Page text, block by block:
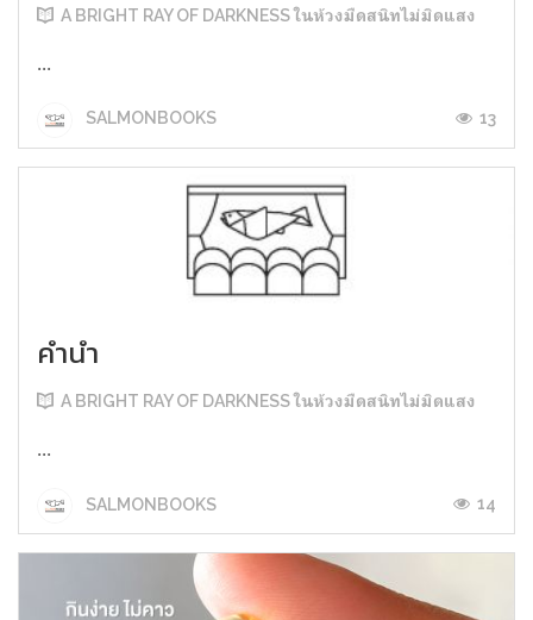
A BRIGHT RAY OF DARKNESS ในห้วงมืดสนิทไม่มิดแสง
...
SALMONBOOKS 13
คำนำ
A BRIGHT RAY OF DARKNESS ในห้วงมืดสนิทไม่มิดแสง
...
SALMONBOOKS 14